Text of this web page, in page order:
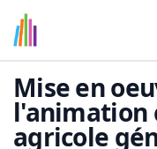
Mise en
l'animation
agricole